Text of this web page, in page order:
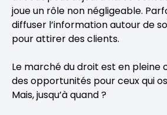
joue un rôle non négligeable.
diffuser l’information autour de
pour attirer des clients.
Le marché du droit est en pleine
des opportunités pour ceux qui
Mais, jusqu’à quand ?